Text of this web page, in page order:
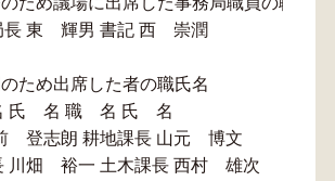
長 東 輝男 書記 西 崇潤
ため出席した者の職氏名
氏 名 職 名 氏 名
登志朗 耕地課長 山元 博文
川畑 裕一 土木課長 西村 雄次